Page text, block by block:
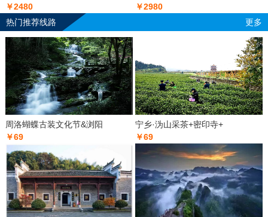
￥2480
￥2980
热门推荐线路
更多
周洛蝴蝶古装文化节&浏阳
￥69
宁乡·沩山采茶+密印寺+
￥69